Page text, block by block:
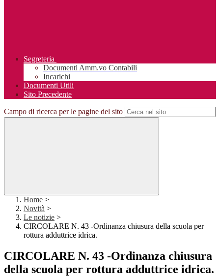
Segreteria
Documenti Amm.vo Contabili
Incarichi
Documenti Utili
Sito Precedente
Campo di ricerca per le pagine del sito
Home >
Novità >
Le notizie >
CIRCOLARE N. 43 -Ordinanza chiusura della scuola per
rottura adduttrice idrica.
CIRCOLARE N. 43 -Ordinanza chiusura
della scuola per rottura adduttrice idrica.